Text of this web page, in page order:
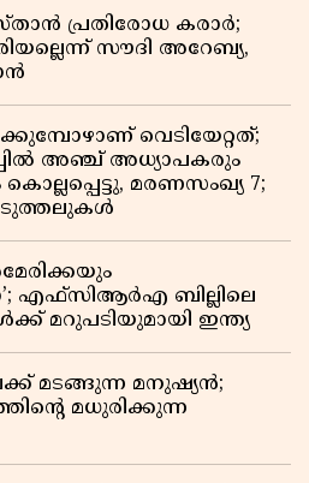
പ്രതിരോധ കരാർ;
സൗദി അറേബ്യ,
വെടിയേറ്റത്;
അഞ്ച് അധ്യാപകരും
കൊല്ലപ്പെട്ടു, മരണസംഖ്യ 7;
എഫ്സിആർഎ ബില്ലിലെ
മറുപടിയുമായി ഇന്ത്യ
മടങ്ങുന്ന മനുഷ്യൻ;
മധുരിക്കുന്ന